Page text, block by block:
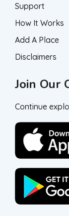
Support
How It Works
Add A Place
Disclaimers
Join Our
Continue